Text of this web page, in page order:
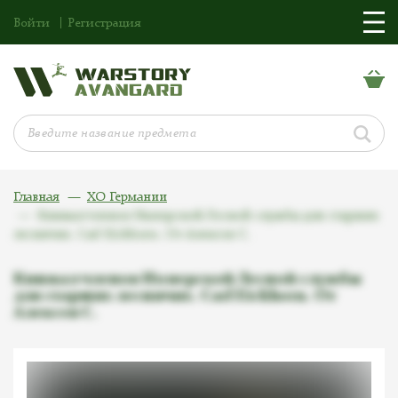
Войти Регистрация
Главная
ХО Германии
Кинжал членов Имперской Лесной службы
для старших лесничих. Carl Eickhorn. От
Алексея С.